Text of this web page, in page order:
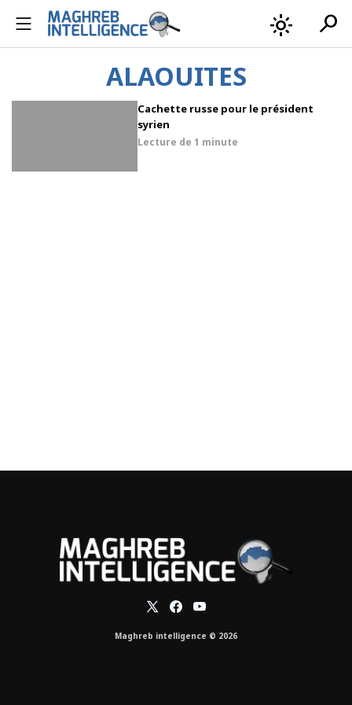
light_mode search
ALAOUITES
Cachette russe pour le président
syrien
Lecture de 1 minute
Maghreb intelligence © 2026